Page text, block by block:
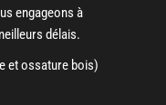
engageons à
délais.
et ossature bois)